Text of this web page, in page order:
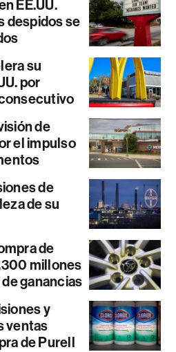
EE.UU.
despidos se
su
por
de
el impulso
de
de su
de
millones
ganancias
y
ventas
de Purell